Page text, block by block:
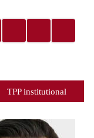
TPP institutional